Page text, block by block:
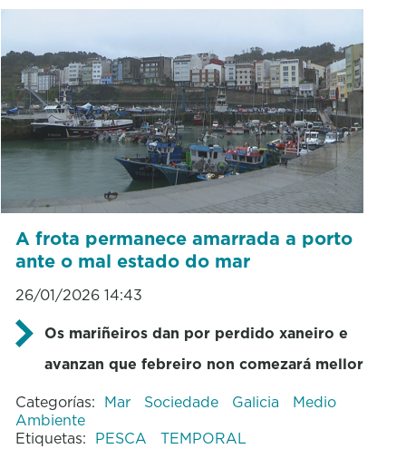
A frota permanece amarrada a porto
ante o mal estado do mar
26/01/2026 14:43
Os mariñeiros dan por perdido xaneiro e
avanzan que febreiro non comezará mellor
Categorías: Mar Sociedade Galicia
Medio
Ambiente
Etiquetas: PESCA TEMPORAL